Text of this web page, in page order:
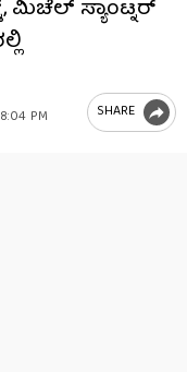
ಮಿಚೆಲ್ ಸ್ಯಾಂಟ್ನರ್
PM SHARE